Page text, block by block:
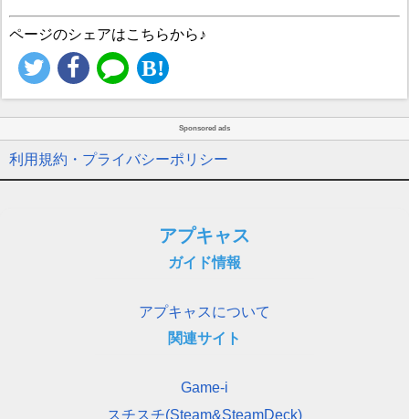
ページのシェアはこちらから♪
Sponsored ads
利用規約・プライバシーポリシー
アプキャス
ガイド情報
アプキャスについて
関連サイト
Game-i
スチスチ(Steam&SteamDeck)